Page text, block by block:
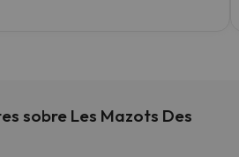
sobre Les Mazots Des